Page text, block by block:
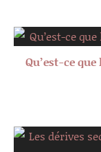
Qu’est-ce